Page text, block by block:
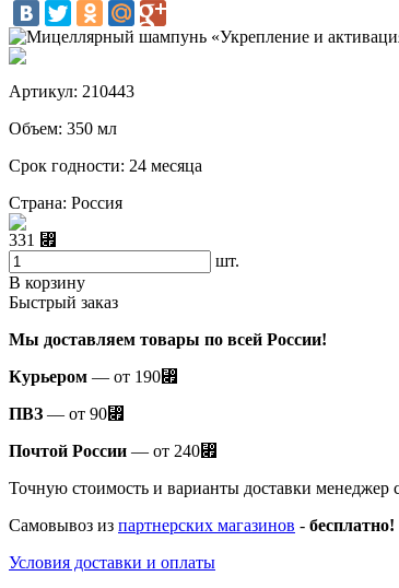
Артикул: 210443
Объем: 350 мл
Срок годности: 24 месяца
Страна: Россия
331 ⃏
шт.
В корзину
Быстрый заказ
Мы доставляем товары по всей России!
Курьером — от 190⃏
ПВЗ — от 90⃏
Почтой России — от 240⃏
Точную стоимость и варианты доставки менеджер
Самовывоз из партнерских магазинов - бесплатно!
Условия доставки и оплаты